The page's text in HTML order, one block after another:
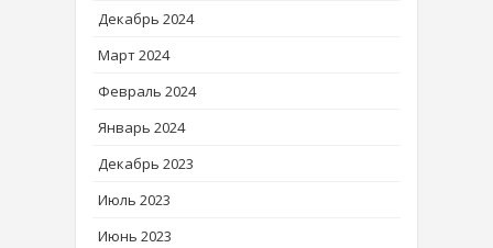
Декабрь 2024
Март 2024
Февраль 2024
Январь 2024
Декабрь 2023
Июль 2023
Июнь 2023